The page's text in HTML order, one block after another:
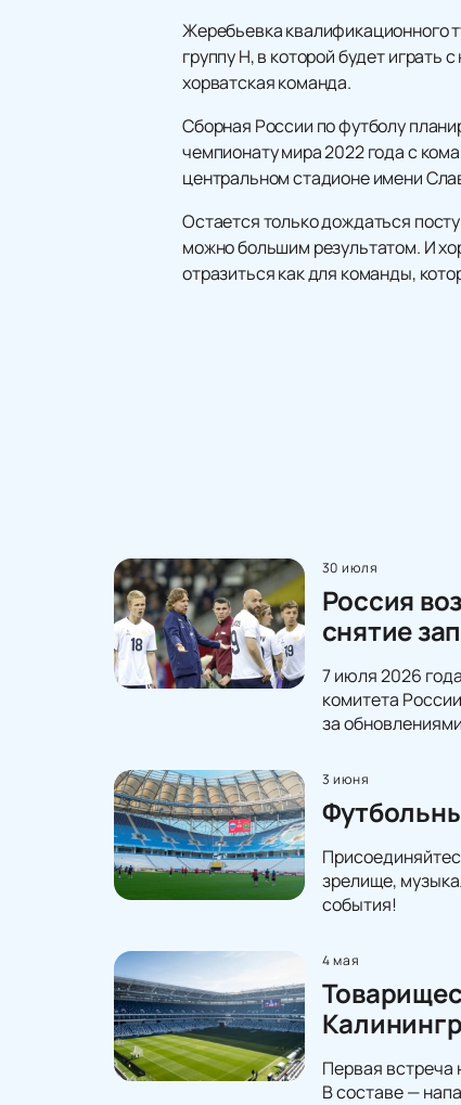
Жеребьевка квалификационного
группу H, в которой будет
хорватская команда.
Сборная России по футболу
чемпионату мира 2022 года с
центральном стадионе имени
Остается только дождаться
можно большим результатом. И
отразиться как для команды,
30 июля
Россия
снятие
7 июля 2026
комитета
за
3 июня
зрелище,
события!
4 мая
Первая встреча
В составе —